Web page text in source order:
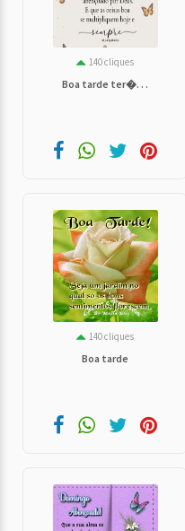
140 cliques
Boa tarde ter�. . .
140 cliques
Boa tarde